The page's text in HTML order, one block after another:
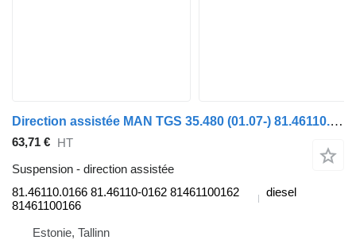
Direction assistée MAN TGS 35.480 (01.07-) 81.46110.0166 pour tracteur routier MAN TGL, TGM, TGS, TGX (2005-2021)
63,71 € HT
Suspension - direction assistée
81.46110.0166 81.46110-0162 81461100162
81461100166
diesel
Estonie, Tallinn